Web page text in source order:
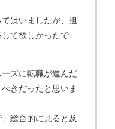
はいましたが、担
て欲しかったで
ズに転職が進んだ
きだったと思いま
総合的に見ると及